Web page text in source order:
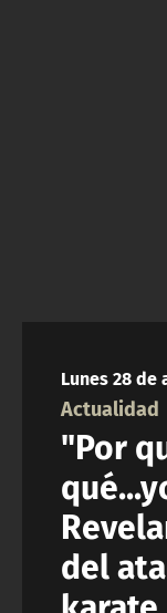
Lunes 28 de
Actualidad
"Por
del